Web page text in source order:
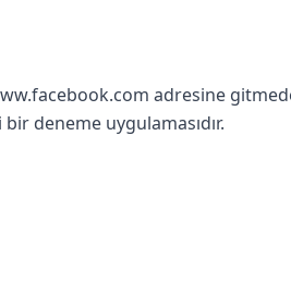
adresine
deneme uygulamasıdır.